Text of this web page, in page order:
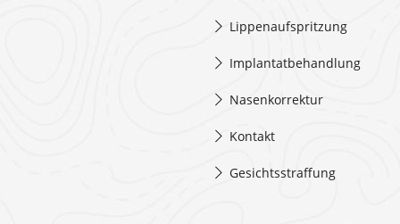
Lippenaufspritzung
Implantatbehandlung
Nasenkorrektur
Kontakt
Gesichtsstraffung